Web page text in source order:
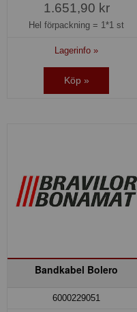
1.651,90 kr
Hel förpackning = 1*1 st
Lagerinfo »
Köp »
Bandkabel Bolero
6000229051